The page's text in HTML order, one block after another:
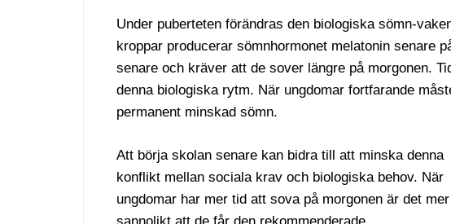
Under puberteten förändras den biologiska sömn-
kroppar producerar sömnhormonet melatonin senare
senare och kräver att de sover längre på morgonen.
denna biologiska rytm. När ungdomar fortfarande
permanent minskad sömn.
Att börja skolan senare kan bidra till att minska denna
konflikt mellan sociala krav och biologiska behov. När
ungdomar har mer tid att sova på morgonen är det mer